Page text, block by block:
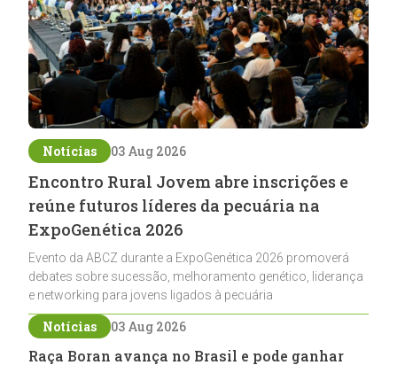
Notícias 03 Aug 2026
Encontro Rural Jovem abre inscrições e
reúne futuros líderes da pecuária na
ExpoGenética 2026
Evento da ABCZ durante a ExpoGenética 2026 promoverá
debates sobre sucessão, melhoramento genético, liderança
e networking para jovens ligados à pecuária
Notícias 03 Aug 2026
Raça Boran avança no Brasil e pode ganhar